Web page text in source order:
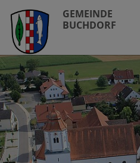
GEMEINDE
BUCHDORF